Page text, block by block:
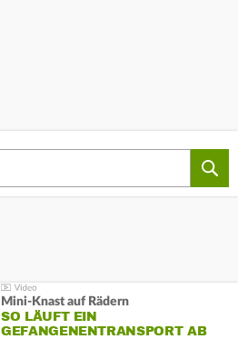
Mini-Knast auf Rädern
SO LÄUFT EIN
GEFANGENENTRANSPORT AB